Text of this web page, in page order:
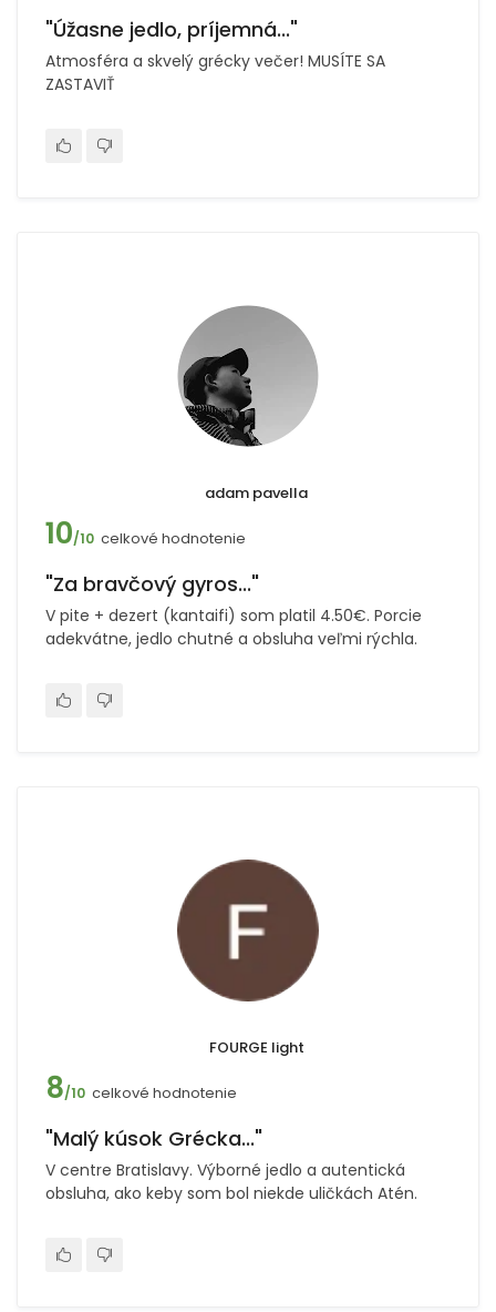
"Úžasne jedlo, príjemná..."
Atmosféra a skvelý grécky večer! MUSÍTE SA
ZASTAVIŤ
adam pavella
10/10 celkové hodnotenie
"Za bravčový gyros..."
V pite + dezert (kantaifi) som platil 4.50€. Porcie
adekvátne, jedlo chutné a obsluha veľmi rýchla.
FOURGE light
8/10 celkové hodnotenie
"Malý kúsok Grécka..."
V centre Bratislavy. Výborné jedlo a autentická
obsluha, ako keby som bol niekde uličkách Atén.